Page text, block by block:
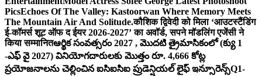
PicsEchoes Of The Valley: Kastoorwan Where Memory Meets
The Mountain Air And Solitude.कौशिक द्विवेदी को मिला ‘आउटस्टैंडिंग
ई-कॉमर्स शूट ऑफ द ईयर 2026-2027’ का अवॉर्ड, सपने मॉडलिंग एजेंसी ने
किया सम्मानितఆర్థిక సంవత్సరం 2027 , మొదటి త్రైమాసికంలో (క్యు 1
-ఎఫ్ వై 2027) వినియోగదారులకు మొత్తం రూ. 4,666 కోట్ల
ప్రయోజనాలను చెల్లించిన ఐసిఐసిఐ ప్రుడెన్షియల్ లైఫ్ ఇన్సూరెన్స్Q1-